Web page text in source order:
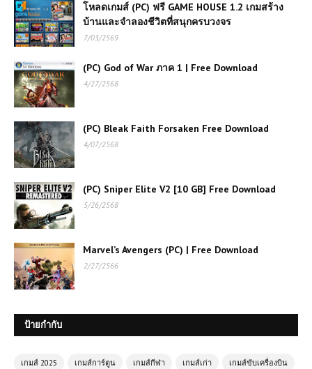
โหลดเกมส์ (PC) ฟรี GAME HOUSE 1.2 เกมสร้าง
บ้านและจำลองชีวิตที่สนุกครบวงจร
7/03/2569
(PC) God of War ภาค 1 | Free Download
4/27/2568
(PC) Bleak Faith Forsaken Free Download
4/07/2568
(PC) Sniper Elite V2 [10 GB] Free Download
5/26/2568
Marvel’s Avengers (PC) | Free Download
2/27/2566
ป้ายกำกับ
เกมส์ 2025 เกมส์การ์ตูน เกมส์กีฬา เกมส์เก่า เกมส์ขับเครื่องบิน